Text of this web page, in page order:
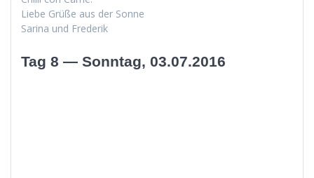
Liebe Grüße aus der Sonne
Sari­na und Frederik
Tag 8 — Sonntag, 03.07.2016